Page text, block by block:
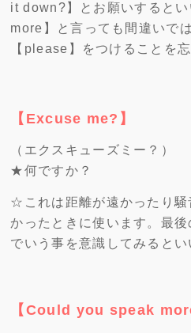
it down?】とお願いすると
more】と言っても間違いで
【please】をつけることを忘
【Excuse me?】
（エクスキューズミー？）
★何ですか？
☆これは距離が遠かったり騒
かったときに使います。最
でいう事を意識してみるとい
【Could you speak